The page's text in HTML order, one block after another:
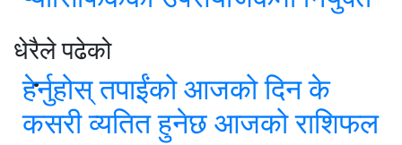
धेरैले पढेको
हेर्नुहोस् तपाईंको आजको दिन के
कसरी व्यतित हुनेछ आजको राशिफल